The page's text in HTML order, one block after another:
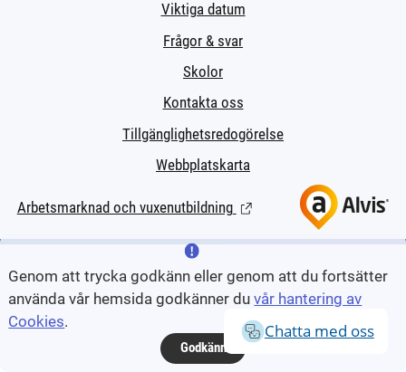
Chatta med oss
Viktiga datum
Frågor & svar
Skolor
Kontakta oss
Tillgänglighetsredogörelse
Webbplatskarta
Arbetsmarknad och vuxenutbildning (Länk till extern sida.)
Genom att trycka godkänn eller genom att du fortsätter
använda vår hemsida godkänner duvår hantering av
Cookies.
Godkänn